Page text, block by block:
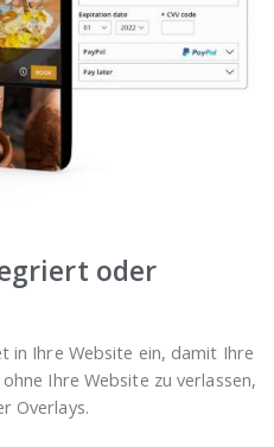
oder
in Ihre Website ein, damit Ihre
Ihre Website zu verlassen,
Overlays.